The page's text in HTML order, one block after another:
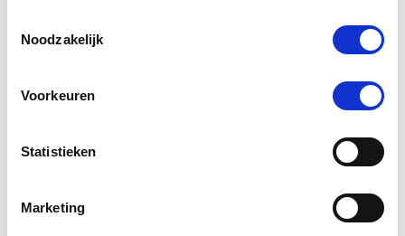
Noodzakelijk
Voorkeuren
Statistieken
Marketing
van de spijsvertering en mobiliteit tot huid- en
vachtverzorging, elk product is samengesteld met
maximale gezondheidsvoordelen te bieden.
veiligheid en effectiviteit van zijn
De veiligheid en effectiviteit van De Paardendrogist